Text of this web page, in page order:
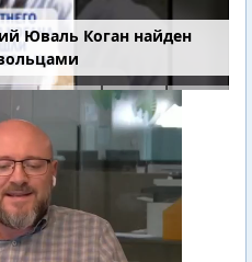
Юваль Коган найден